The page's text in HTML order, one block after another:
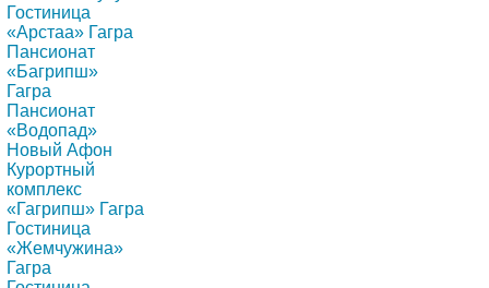
Гостиница
«Арстаа» Гагра
Пансионат
«Багрипш»
Гагра
Пансионат
«Водопад»
Новый Афон
Курортный
комплекс
«Гагрипш» Гагра
Гостиница
«Жемчужина»
Гагра